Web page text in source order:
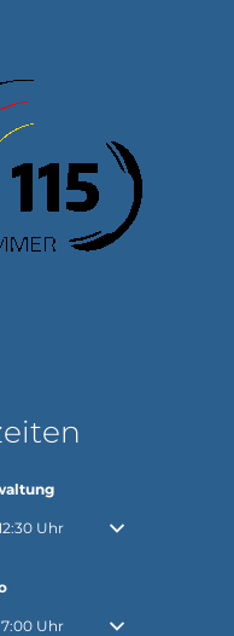
oder Schließzeiten
Uhr Von 08:00 bis
oder Schließzeiten
Uhr Von 07:30 bis